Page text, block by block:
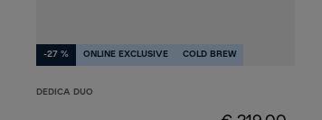
-27 % ONLINE EXCLUSIVE COLD BREW
DEDICA DUO